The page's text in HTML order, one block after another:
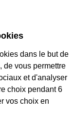
formez
et
l’Afpa
dans le but de
de vous permettre
et d'analyser
choix pendant 6
vos choix en